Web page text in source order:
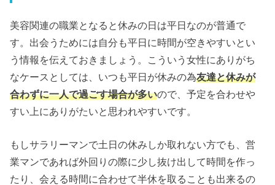
美容関連の職業となると休みの日は平日なのが普通で
す。出会うためには自分も平日に時間が空きやすいとい
う情報を伝えておきましょう。こういう女性にありがち
なケースとしては、いつも平日が休みの為友達と休みが
合わずに一人で過ごす場合が多いので、予定を合わせや
すい上にありがたいと思われやすいです。
もしサラリーマンで土日の休みしか取れない方でも、営
業マンであれば外回りの際に少し抜け出して時間を作っ
たり、会える時間に合わせて半休を取ることも出来るの